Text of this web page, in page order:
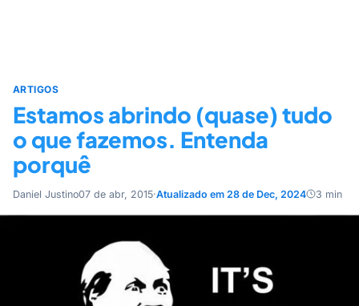
ARTIGOS
Estamos abrindo (quase) tudo
o que fazemos. Entenda
porquê
Daniel Justino07 de abr, 2015·Atualizado em 28 de Dec, 2024 3 min